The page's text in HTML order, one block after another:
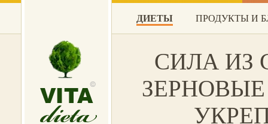
ДИЕТЫ ПРОДУКТЫ И
СИЛА ИЗ